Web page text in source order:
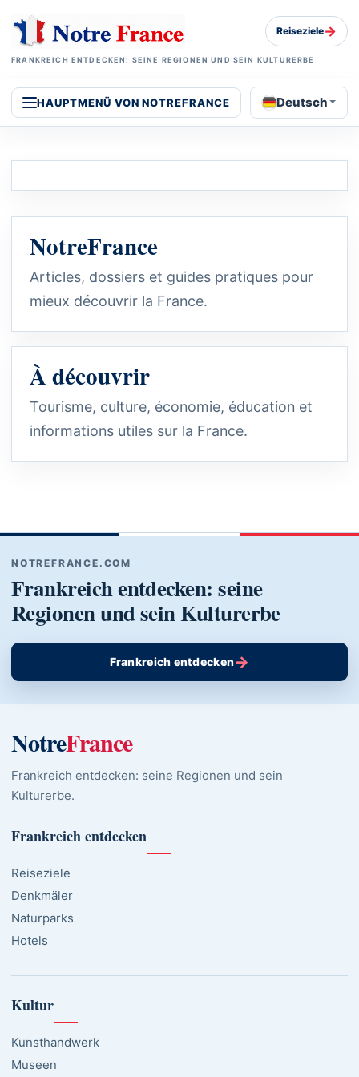
FRANKREICH ENTDECKEN: SEINE REGIONEN UND SEIN KULTURERBE
Reiseziele→
HAUPTMENÜ VON NOTREFRANCE Deutsch
NotreFrance
Articles, dossiers et guides pratiques pour
mieux découvrir la France.
À découvrir
Tourisme, culture, économie, éducation et
informations utiles sur la France.
NOTREFRANCE.COM
Frankreich entdecken: seine
Regionen und sein Kulturerbe
Frankreich entdecken→
NotreFrance
Frankreich entdecken: seine Regionen und sein
Kulturerbe.
Frankreich entdecken
Reiseziele
Denkmäler
Naturparks
Hotels
Kultur
Kunsthandwerk
Museen